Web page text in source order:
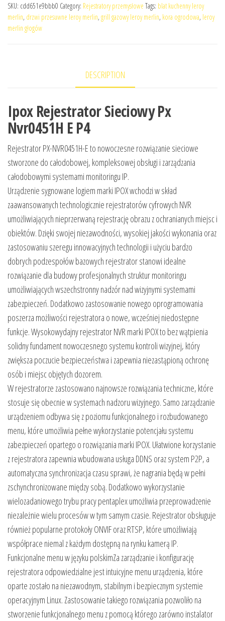
SKU: cdd651e9bbb0 Category: Rejestratory przemysłowe Tags: blat kuchenny leroy
merlin, drzwi przesuwne leroy merlin, grill gazowy leroy merlin, kora ogrodowa, leroy
merlin głogów
DESCRIPTION
Ipox Rejestrator Sieciowy Px
Nvr0451H E P4
Rejestrator PX-NVR0451H-E to nowoczesne rozwiązanie sieciowe
stworzone do całodobowej, kompleksowej obsługi i zarządzania
całodobowymi systemami monitoringu IP.
Urządzenie sygnowane logiem marki IPOX wchodzi w skład
zaawansowanych technologicznie rejestratorów cyfrowych NVR
umożliwiających nieprzerwaną rejestrację obrazu z ochranianych miejsc i
obiektów. Dzięki swojej niezawodności, wysokiej jakości wykonania oraz
zastosowaniu szeregu innowacyjnych technologii i użyciu bardzo
dobrych podzespołów bazowych rejestrator stanowi idealne
rozwiązanie dla budowy profesjonalnych struktur monitoringu
umożliwiających wszechstronny nadzór nad wizyjnymi systemami
zabezpieczeń. Dodatkowo zastosowanie nowego oprogramowania
poszerza możliwości rejestratora o nowe, wcześniej niedostępne
funkcje. Wysokowydajny rejestrator NVR marki IPOX to bez wątpienia
solidny fundament nowoczesnego systemu kontroli wizyjnej, który
zwiększa poczucie bezpieczeństwa i zapewnia niezastąpioną ochronę
osób i miejsc objętych dozorem.
W rejestratorze zastosowano najnowsze rozwiązania techniczne, które
stosuje się obecnie w systemach nadzoru wizyjnego. Samo zarządzanie
urządzeniem odbywa się z poziomu funkcjonalnego i rozbudowanego
menu, które umożliwia pełne wykorzystanie potencjału systemu
zabezpieczeń opartego o rozwiązania marki IPOX. Ułatwione korzystanie
z rejestratora zapewnia wbudowana usługa DDNS oraz system P2P, a
automatyczna synchronizacja czasu sprawi, że nagrania będą w pełni
zschynchronizowane między sobą. Dodatkowo wykorzystanie
wielozadaniowego trybu pracy pentaplex umożliwia przeprowadzenie
niezależnie wielu procesów w tym samym czasie. Rejestrator obsługuje
również popularne protokoły ONVIF oraz RTSP, które umożliwiają
współprace niemal z każdym dostępną na rynku kamerą IP.
Funkcjonalne menu w języku polskimZa zarządzanie i konfigurację
rejestratora odpowiedzialne jest intuicyjne menu urządzenia, które
oparte zostało na niezawodnym, stabilnym i bezpiecznym systemie
operacyjnym Linux. Zastosowanie takiego rozwiązania pozwoliło na
stworzenie funkcjonalnego menu z pomocą którego zarówno instalator